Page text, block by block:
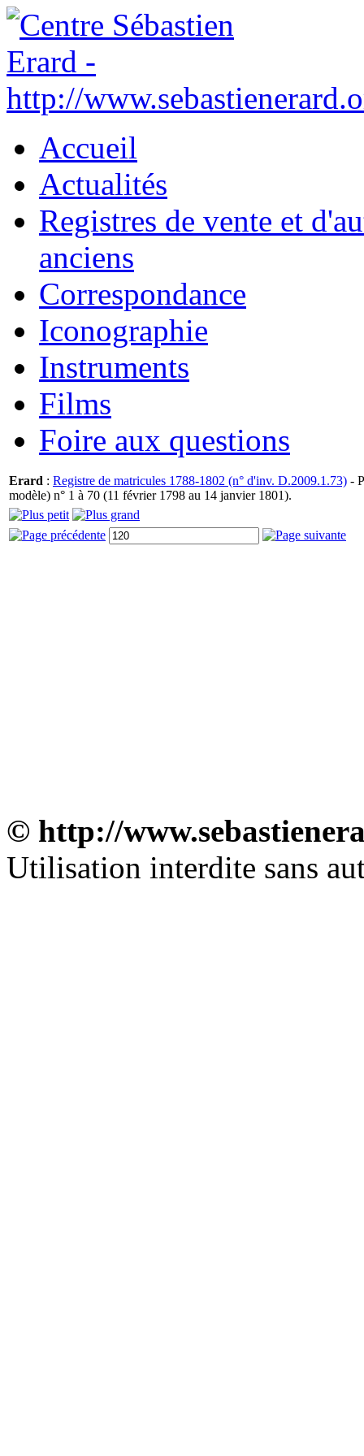
Accueil
Actualités
Registres de vente et
anciens
Correspondance
Iconographie
Instruments
Films
Foire aux questions
Erard : Registre de matricules 1788-1802 (n° d'inv. D.2009.1.73) -
modèle) n° 1 à 70 (11 février 1798 au 14 janvier 1801).
© http://
Utilisation interdite sans